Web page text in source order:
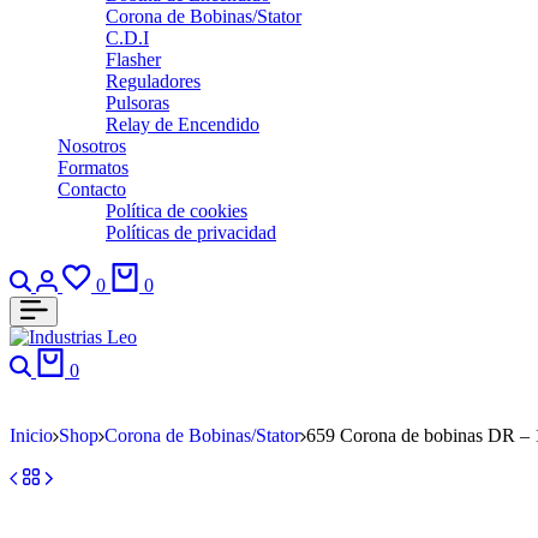
Corona de Bobinas/Stator
C.D.I
Flasher
Reguladores
Pulsoras
Relay de Encendido
Nosotros
Formatos
Contacto
Política de cookies
Políticas de privacidad
0 0
0
Inicio Shop Corona de Bobinas/Stator 659 Corona de bobinas DR –